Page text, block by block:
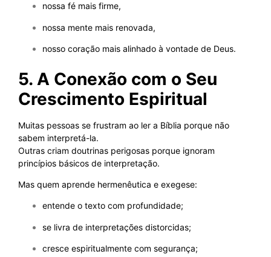
nossa fé mais firme,
nossa mente mais renovada,
nosso coração mais alinhado à vontade de Deus.
5. A Conexão com o Seu
Crescimento Espiritual
Muitas pessoas se frustram ao ler a Bíblia porque não
sabem interpretá-la.
Outras criam doutrinas perigosas porque ignoram
princípios básicos de interpretação.
Mas quem aprende hermenêutica e exegese:
entende o texto com profundidade;
se livra de interpretações distorcidas;
cresce espiritualmente com segurança;